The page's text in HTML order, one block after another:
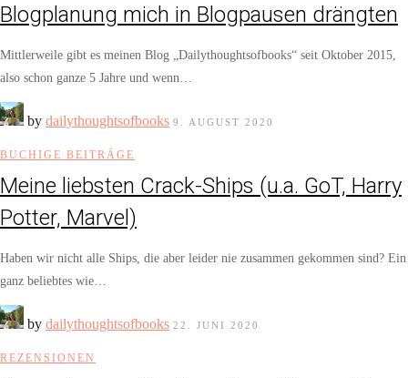
Blogplanung mich in Blogpausen drängten
Mittlerweile gibt es meinen Blog „Dailythoughtsofbooks“ seit Oktober 2015,
also schon ganze 5 Jahre und wenn…
by dailythoughtsofbooks 9. AUGUST 2020
BUCHIGE BEITRÄGE
Meine liebsten Crack-Ships (u.a. GoT, Harry
Potter, Marvel)
Haben wir nicht alle Ships, die aber leider nie zusammen gekommen sind? Ein
ganz beliebtes wie…
by dailythoughtsofbooks 22. JUNI 2020
REZENSIONEN